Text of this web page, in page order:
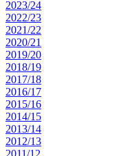
2023/24
2022/23
2021/22
2020/21
2019/20
2018/19
2017/18
2016/17
2015/16
2014/15
2013/14
2012/13
2011/12